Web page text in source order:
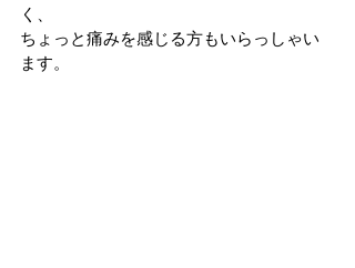
く、
ちょっと痛みを感じる方もいらっしゃい
ます。